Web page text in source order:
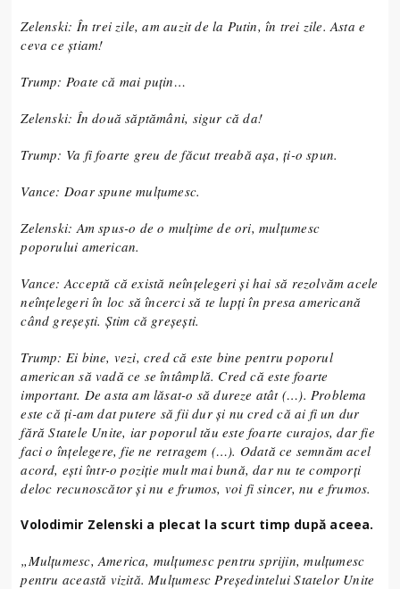
Zelenski: În trei zile, am auzit de la Putin, în trei zile. Asta e
ceva ce știam!
Trump: Poate că mai puțin…
Zelenski: În două săptămâni, sigur că da!
Trump: Va fi foarte greu de făcut treabă așa, ți-o spun.
Vance: Doar spune mulțumesc.
Zelenski: Am spus-o de o mulțime de ori, mulțumesc
poporului american.
Vance: Acceptă că există neînțelegeri și hai să rezolvăm acele
neînțelegeri în loc să încerci să te lupți în presa americană
când greșești. Știm că greșești.
Trump: Ei bine, vezi, cred că este bine pentru poporul
american să vadă ce se întâmplă. Cred că este foarte
important. De asta am lăsat-o să dureze atât (…). Problema
este că ți-am dat putere să fii dur și nu cred că ai fi un dur
fără Statele Unite, iar poporul tău este foarte curajos, dar fie
faci o înțelegere, fie ne retragem (…). Odată ce semnăm acel
acord, ești într-o poziție mult mai bună, dar nu te comporți
deloc recunoscător și nu e frumos, voi fi sincer, nu e frumos.
Volodimir Zelenski a plecat la scurt timp după aceea.
„Mulțumesc, America, mulțumesc pentru sprijin, mulțumesc
pentru această vizită. Mulțumesc Președintelui Statelor Unite